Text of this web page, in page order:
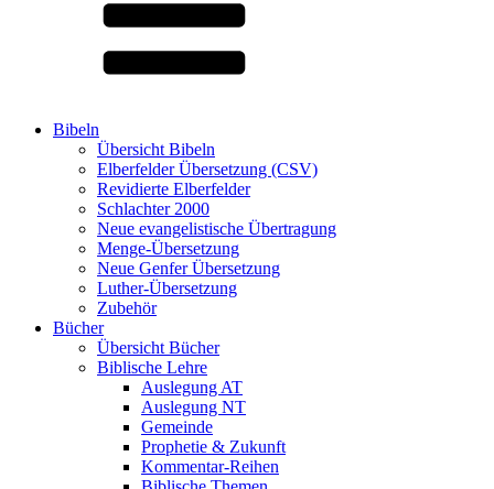
Bibeln
Übersicht Bibeln
Elberfelder Übersetzung (CSV)
Revidierte Elberfelder
Schlachter 2000
Neue evangelistische Übertragung
Menge-Übersetzung
Neue Genfer Übersetzung
Luther-Übersetzung
Zubehör
Bücher
Übersicht Bücher
Biblische Lehre
Auslegung AT
Auslegung NT
Gemeinde
Prophetie & Zukunft
Kommentar-Reihen